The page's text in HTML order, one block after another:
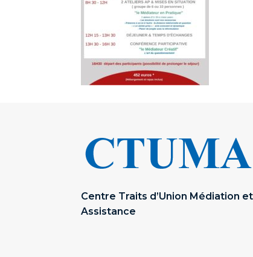
Centre Traits d’Union Médiation et
Assistance